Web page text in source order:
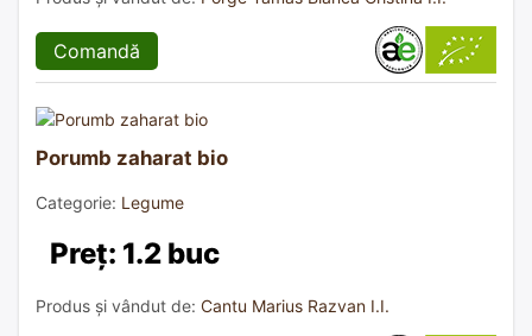
Comandă
Porumb zaharat bio
Categorie: Legume
Preț: 1.2 buc
Produs și vândut de: Cantu Marius Razvan I.I.